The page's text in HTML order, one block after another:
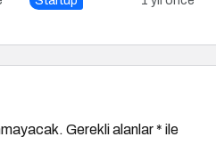
Gerekli alanlar* ile